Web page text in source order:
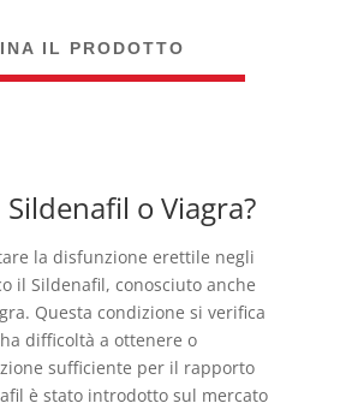
IL PRODOTTO
Sildenafil o Viagra?
la disfunzione erettile negli
il Sildenafil, conosciuto anche
Questa condizione si verifica
difficoltà a ottenere o
sufficiente per il rapporto
è stato introdotto sul mercato